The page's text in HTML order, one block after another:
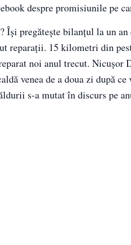
despre promisiunile pe
Își pregătește bilanțul la un
reparații. 15 kilometri din
noi anul trecut. Nicușor
venea de a doua zi după
s-a mutat în discurs pe